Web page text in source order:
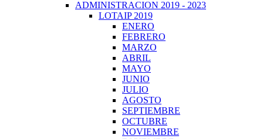
ADMINISTRACION 2019 - 2023
LOTAIP 2019
ENERO
FEBRERO
MARZO
ABRIL
MAYO
JUNIO
JULIO
AGOSTO
SEPTIEMBRE
OCTUBRE
NOVIEMBRE